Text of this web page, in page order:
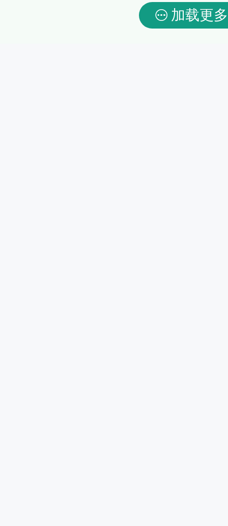
加载更多